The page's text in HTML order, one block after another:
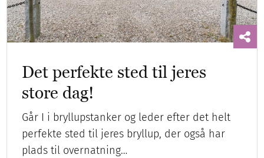
Det perfekte sted til jeres
store dag!
Går I i bryllupstanker og leder efter det helt
perfekte sted til jeres bryllup, der også har
plads til overnatning…